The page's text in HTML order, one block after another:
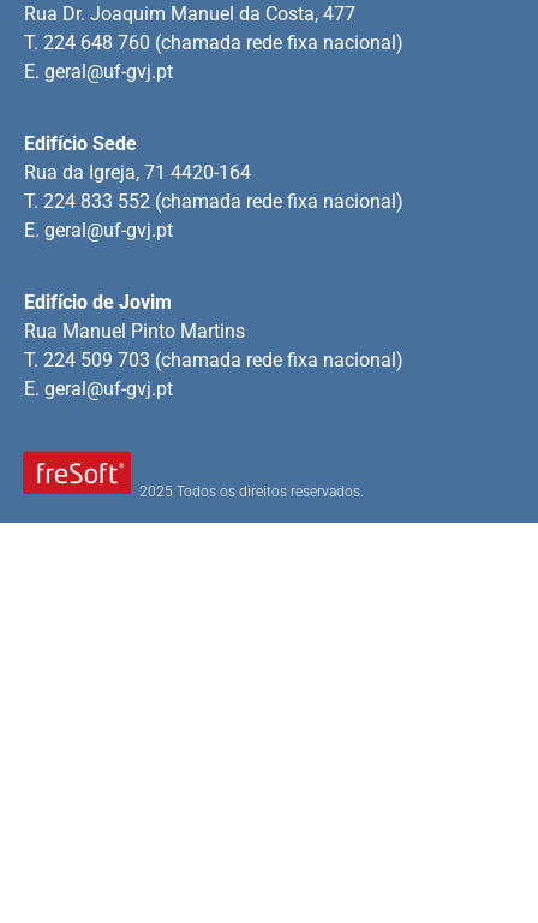
2025 Todos os direitos reservados.
Edifício de Jovim
Rua Manuel Pinto Martins
T. 224 509 703 (chamada rede fixa nacional)
E. geral@uf-gvj.pt
Edifício Sede
Rua da Igreja, 71 4420-164
T. 224 833 552 (chamada rede fixa nacional)
E. geral@uf-gvj.pt
Rua Dr. Joaquim Manuel da Costa, 477
T. 224 648 760 (chamada rede fixa nacional)
E. geral@uf-gvj.pt